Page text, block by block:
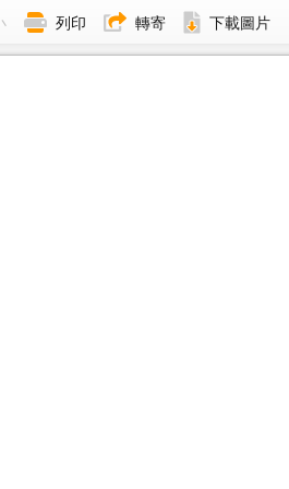
列印 轉寄 下載圖片